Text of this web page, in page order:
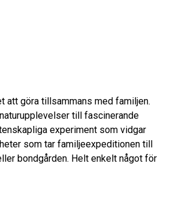
att göra tillsammans med familjen.
till fascinerande
experiment som vidgar
som tar familjeexpeditionen till
bondgården. Helt enkelt något för